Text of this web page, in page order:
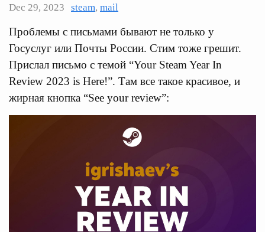
Dec 29, 2023 steam, mail
Проблемы с письмами бывают не только у
Госуслуг или Почты России. Стим тоже грешит.
Прислал письмо с темой “Your Steam Year In
Review 2023 is Here!”. Там все такое красивое, и
жирная кнопка “See your review”: